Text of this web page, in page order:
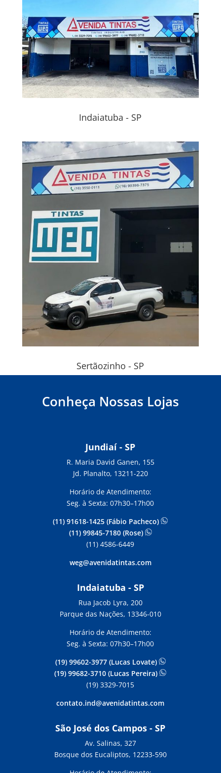
Indaiatuba - SP
Sertãozinho - SP
Conheça Nossas Lojas
Jundiaí - SP
R. Maria David Ganen, 155
Jd. Planalto, 13211-220
Horário de Atendimento:
Seg. à Sexta: 07h30–17h00
(11) 91618-1425 (Fábio Pacheco)
(11) 99845-7180 (Rose)
(11) 4586-6449
weg@avenidatintas.com
Indaiatuba - SP
Rua Jacob Lyra, 200
Parque das Nações, 13346-010
Horário de Atendimento:
Seg. à Sexta: 07h30–17h00
(19) 99602-3977 (Lucas Lovate)
(19) 99682-3710 (Lucas Pereira)
(19) 3329-7015
contato.ind@avenidatintas.com
São José dos Campos - SP
Av. Salinas, 327
Bosque dos Eucaliptos, 12233-590